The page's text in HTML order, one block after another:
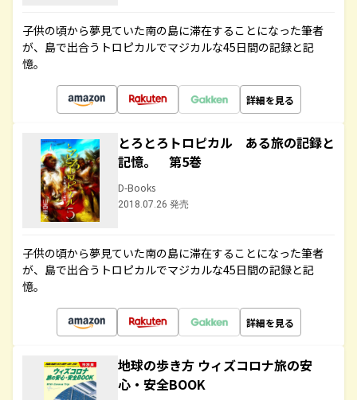
子供の頃から夢見ていた南の島に滞在することになった筆者
が、島で出合うトロピカルでマジカルな45日間の記録と記
憶。
詳細を見る
とろとろトロピカル ある旅の記録と
記憶。 第5巻
D-Books
2018.07.26 発売
子供の頃から夢見ていた南の島に滞在することになった筆者
が、島で出合うトロピカルでマジカルな45日間の記録と記
憶。
詳細を見る
地球の歩き方 ウィズコロナ旅の安
心・安全BOOK